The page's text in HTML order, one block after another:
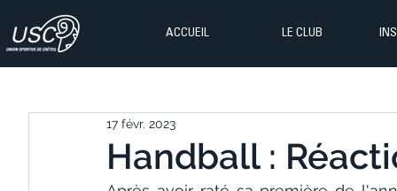
ACCUEIL LE CLUB
Handball :
17 févr. 2023